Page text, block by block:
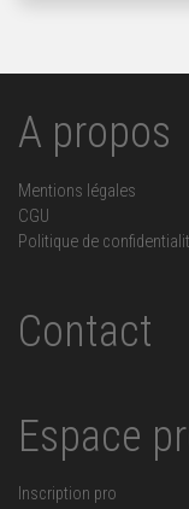
A propos
Mentions légales
CGU
Politique de
Contact
Espace
Inscription pro